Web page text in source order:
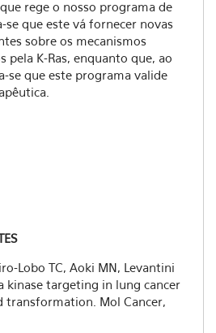
rege o nosso programa de
se que este vá fornecer novas
sobre os mecanismos
pela K-Ras, enquanto que, ao
se que este programa valide
Lobo TC, Aoki MN, Levantini
kinase targeting in lung cancer
transformation. Mol Cancer,